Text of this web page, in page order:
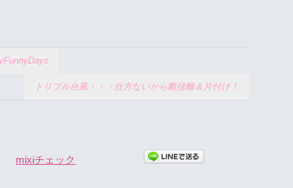
トリプル台風・・・仕方ないから断捨離＆片付け！
mixiチェック